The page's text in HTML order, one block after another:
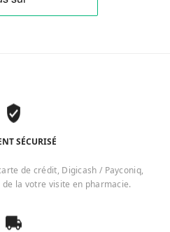
SÉCURISÉ
de crédit, Digicash / Payconiq,
la votre visite en pharmacie.